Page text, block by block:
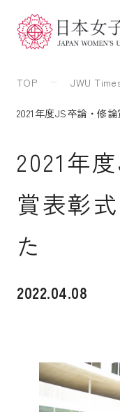
大学案内・学びの
学部・大学院
キャンパスライフ
TOP JWU
2021年度JS卒論・修
2021年
賞表彰
た
2022.04.08